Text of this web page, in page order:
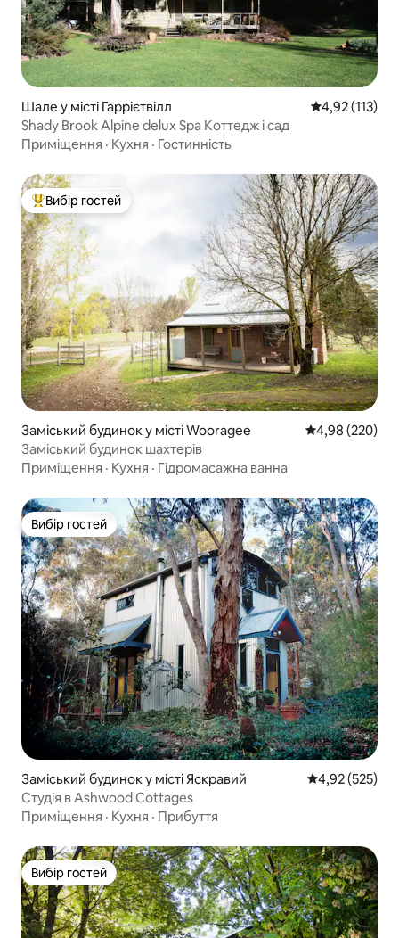
Шале у місті Гаррієтвілл Середня
4,92 (113)
Shady Brook Alpine delux Spa Коттедж і сад
Приміщення · Кухня · Гостинність
Топ вибір гостей
Вибір гостей
Заміський будинок у місті Wooragee Середня
4,98 (220)
Заміський будинок шахтерів
Приміщення · Кухня · Гідромасажна ванна
Вибір гостей
Вибір гостей
Заміський будинок у місті Яскравий Середня
4,92 (525)
Студія в Ashwood Cottages
Приміщення · Кухня · Прибуття
Вибір гостей
Вибір гостей